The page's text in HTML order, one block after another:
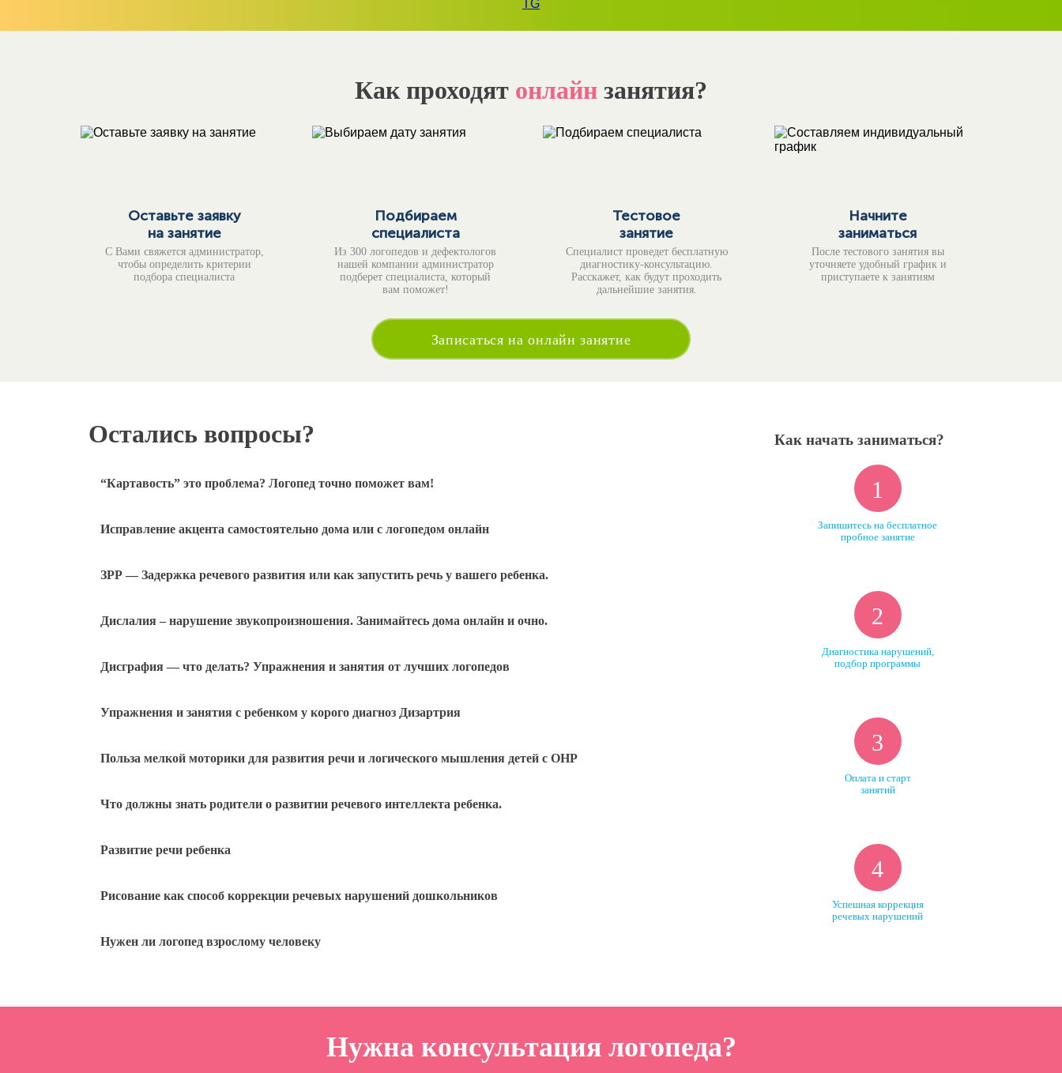
Как проходят онлайн занятия?
Оставьте заявку
на занятие
С Вами свяжется администратор,
чтобы определить критерии
подбора специалиста
Подбираем
специалиста
Из 300 логопедов и дефектологов
нашей компании администратор
подберет специалиста, который
вам поможет!
Тестовое
занятие
Специалист проведет бесплатную
диагностику-консультацию.
Расскажет, как будут проходить
дальнейшие занятия.
Начните
заниматься
После тестового занятия вы
уточняете удобный график и
приступаете к занятиям
Записаться на онлайн занятие
Остались вопросы?
“Картавость” это проблема? Логопед точно поможет вам!
Исправление акцента самостоятельно дома или с логопедом онлайн
ЗРР — Задержка речевого развития или как запустить речь у вашего ребенка.
Дислалия – нарушение звукопроизношения. Занимайтесь дома онлайн и очно.
Дисграфия — что делать? Упражнения и занятия от лучших логопедов
Упражнения и занятия с ребенком у корого диагноз Дизартрия
Польза мелкой моторики для развития речи и логического мышления детей с ОНР
Что должны знать родители о развитии речевого интеллекта ребенка.
Развитие речи ребенка
Рисование как способ коррекции речевых нарушений дошкольников
Нужен ли логопед взрослому человеку
Как начать заниматься?
1
Запишитесь на бесплатное
пробное занятие
2
Диагностика нарушений,
подбор программы
3
Оплата и старт
занятий
4
Успешная коррекция
речевых нарушений
Нужна консультация логопеда?